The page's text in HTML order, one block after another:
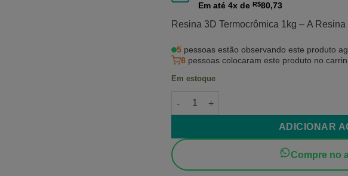
Em até 4x de R$80,73
Resina 3D Termocrômica 1kg – A
5pessoas estão observando este produto
8pessoas colocaram este produto no
Em estoque
Resina 3D Termocrômica quantidade
ADICIONAR
Compre no